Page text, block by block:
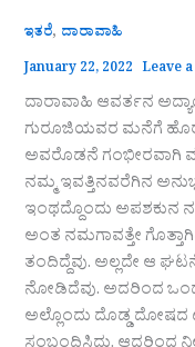
ಇತರೆ, ದಾರಾವಾಹಿ
January 22, 2022 Leave
ದಾರಾವಾಹಿ ಆವರ್ತನ
ಗುರೂಜಿಯವರ ಮನೆಗೆ
ಅವರೊಡನೆ ಗಂಭೀರವಾಗಿ
ನಮ್ಮ ಇವತ್ತಿನವರೆಗಿನ
ಇಂಥದ್ದೊಂದು ಅಪಶಕುನ
ಅಂತ ನಮಗಾವತ್ತೇ
ತಂದಿದ್ದೆವು. ಅಲ್ಲದೇ ಆ
ನೋಡಿದೆವು. ಅದರಿಂದ
ಅಲ್ಲೊಂದು ದೊಡ್ಡ